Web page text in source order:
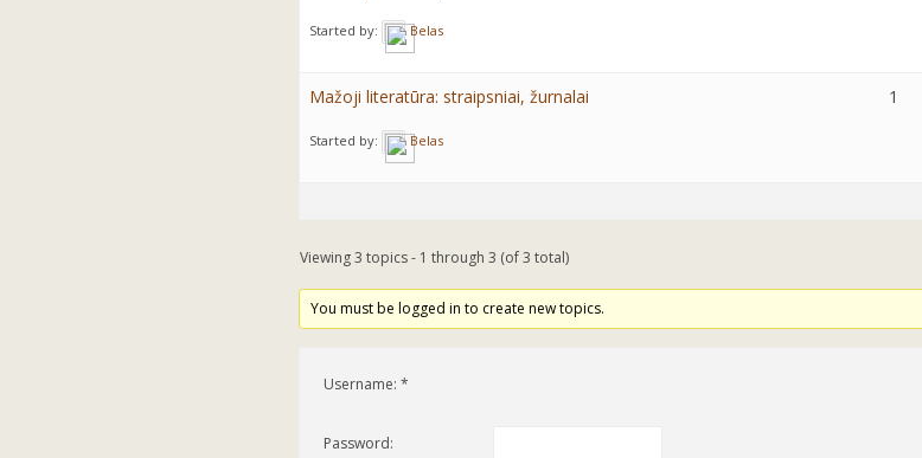
Started by: Belas
Mažoji literatūra: straipsniai, žurnalai
Started by: Belas
1
Viewing 3 topics - 1 through 3 (of 3 total)
You must be logged in to create new topics.
Username:
Password: